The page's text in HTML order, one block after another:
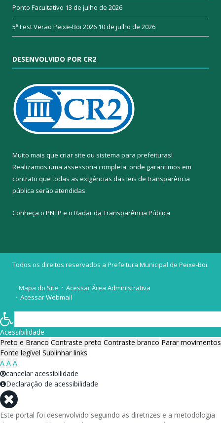
Ponto Facultativo 13 de julho de 2026
5ª Fest Verão Peixe-Boi 2026 10 de julho de 2026
DESENVOLVIDO POR CR2
Muito mais que criar site ou sistema para prefeituras!
Realizamos uma assessoria completa, onde garantimos em
contrato que todas as exigências das leis de transparência
pública serão atendidas.
Conheça o PNTP e o Radar da Transparência Pública
Todos os direitos reservados a Prefeitura Municipal de Peixe-Boi.
Mapa do Site
Acessar Área Administrativa
Acessar Webmail
Acessibilidade
Preto e Branco Contraste preto Contraste branco Parar movimentos
Fonte legível Sublinhar links
A A A
cancelar acessibilidade
Declaração de acessibilidade
Este portal foi desenvolvido seguindo as diretrizes e a metodologia